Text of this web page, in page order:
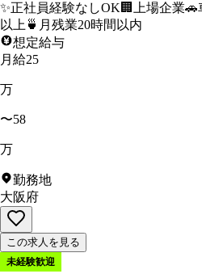
✨正社員経験なしOK 🏢 上場企業🚗
以上 🍵 月残業20時間以内
想定給与
月給25
万
〜58
万
勤務地
大阪府
この求人を見る
未経験歓迎